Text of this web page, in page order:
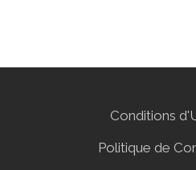
Conditions
Politique de